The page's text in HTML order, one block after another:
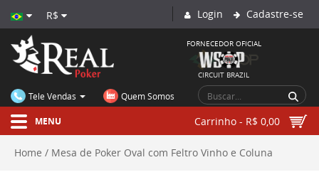
R$
FORNECEDOR OFICIAL
CIRCUIT BRAZIL
Login Cadastre-se
Carrinho - R$ 0,00
Tele Vendas Quem Somos
MENU
Home Mesa de Poker Oval com Feltro Vinho e Coluna